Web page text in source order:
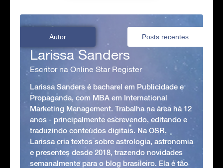
Autor Posts recentes
Larissa Sanders
Escritor na Online Star Register
Larissa Sanders é bacharel em Publicidade e
Propaganda, com MBA em International
Marketing Management. Trabalha na área há 12
anos - principalmente escrevendo, editando e
traduzindo conteúdos digitais. Na OSR,
Larissa cria textos sobre astrologia, astronomia
e presentes desde 2018, trazendo novidades
semanalmente para o blog brasileiro. Ela é tão